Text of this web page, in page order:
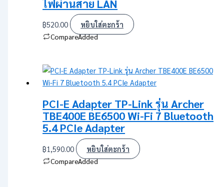
ไฟผ่านสาย LAN
฿520.00 หยิบใส่ตะกร้า
CompareAdded
PCI-E Adapter TP-Link รุ่น Archer
TBE400E BE6500 Wi-Fi 7 Bluetooth
5.4 PCIe Adapter
฿1,590.00 หยิบใส่ตะกร้า
CompareAdded